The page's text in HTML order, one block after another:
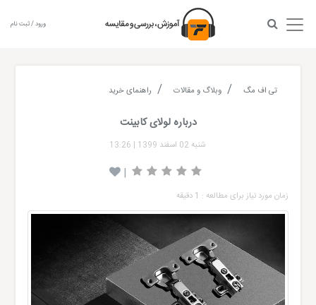
ورود / ثبت نام
تی اف مگ وبلاگ و مقالات راهنمای خرید
درباره لولای کابینت
شنبه 02 اسفند 1399 |
13:26
|
زمان مورد نیاز برای مطالعه : 1 دقیقه